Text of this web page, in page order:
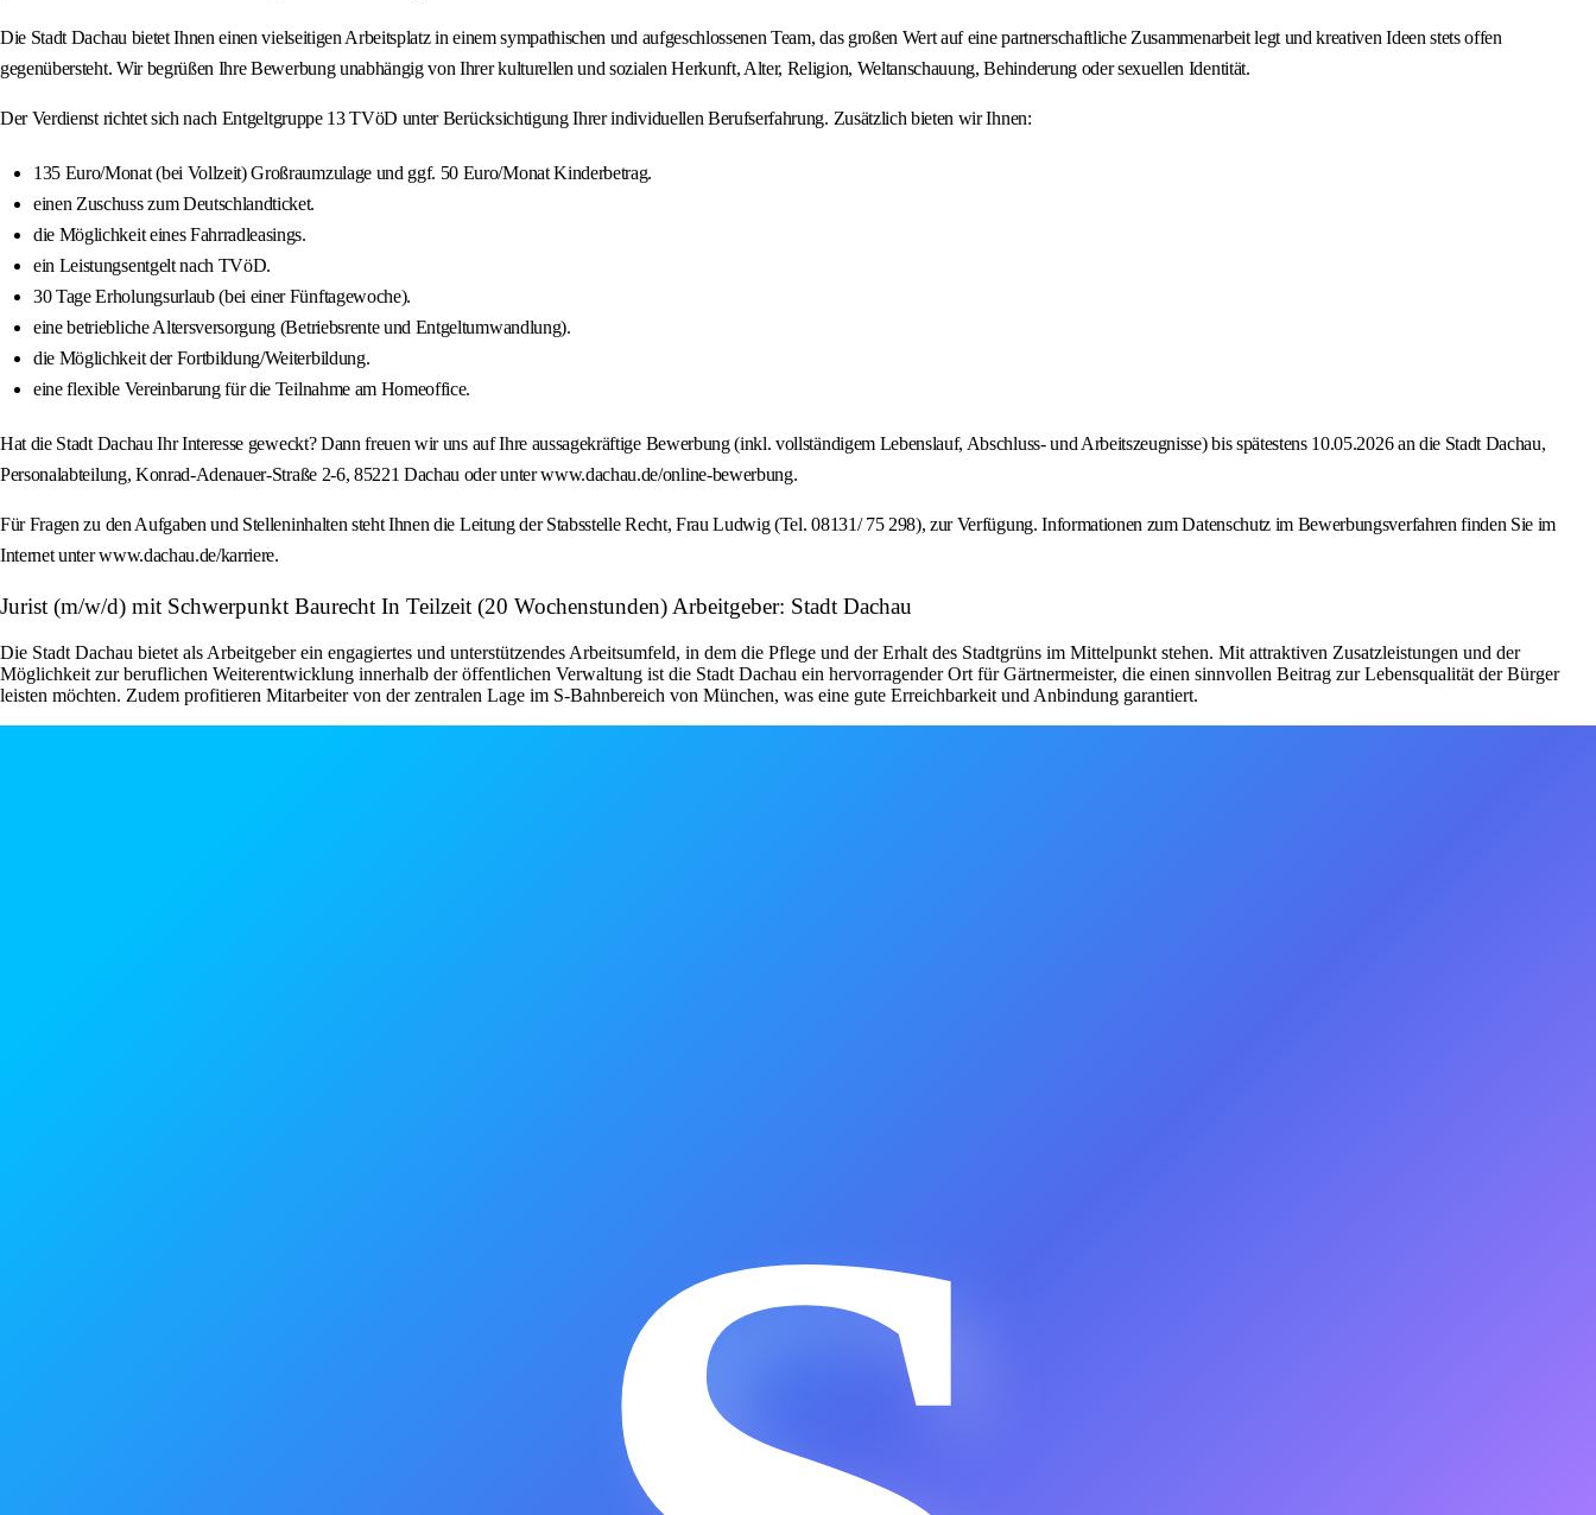
Die Stadt Dachau bietet Ihnen einen vielseitigen Arbeitsplatz in einem sympathischen und aufgeschlossenen Team, das großen Wert auf eine partnerschaftliche Zusammenarbeit legt und kreativen Ideen stets offen
gegenübersteht. Wir begrüßen Ihre Bewerbung unabhängig von Ihrer kulturellen und sozialen Herkunft, Alter, Religion, Weltanschauung, Behinderung oder sexuellen Identität.
Der Verdienst richtet sich nach Entgeltgruppe 13 TVöD unter Berücksichtigung Ihrer individuellen Berufserfahrung. Zusätzlich bieten wir Ihnen:
135 Euro/Monat (bei Vollzeit) Großraumzulage und ggf. 50 Euro/Monat Kinderbetrag.
einen Zuschuss zum Deutschlandticket.
die Möglichkeit eines Fahrradleasings.
ein Leistungsentgelt nach TVöD.
30 Tage Erholungsurlaub (bei einer Fünftagewoche).
eine betriebliche Altersversorgung (Betriebsrente und Entgeltumwandlung).
die Möglichkeit der Fortbildung/Weiterbildung.
eine flexible Vereinbarung für die Teilnahme am Homeoffice.
Hat die Stadt Dachau Ihr Interesse geweckt? Dann freuen wir uns auf Ihre aussagekräftige Bewerbung (inkl. vollständigem Lebenslauf, Abschluss- und Arbeitszeugnisse) bis spätestens 10.05.2026 an die Stadt Dachau,
Personalabteilung, Konrad-Adenauer-Straße 2-6, 85221 Dachau oder unter www.dachau.de/online-bewerbung.
Für Fragen zu den Aufgaben und Stelleninhalten steht Ihnen die Leitung der Stabsstelle Recht, Frau Ludwig (Tel. 08131/ 75 298), zur Verfügung. Informationen zum Datenschutz im Bewerbungsverfahren finden Sie im
Internet unter www.dachau.de/karriere.
Jurist (m/w/d) mit Schwerpunkt Baurecht In Teilzeit (20 Wochenstunden) Arbeitgeber: Stadt Dachau
Die Stadt Dachau bietet als Arbeitgeber ein engagiertes und unterstützendes Arbeitsumfeld, in dem die Pflege und der Erhalt des Stadtgrüns im Mittelpunkt stehen. Mit attraktiven Zusatzleistungen und der
Möglichkeit zur beruflichen Weiterentwicklung innerhalb der öffentlichen Verwaltung ist die Stadt Dachau ein hervorragender Ort für Gärtnermeister, die einen sinnvollen Beitrag zur Lebensqualität der Bürger
leisten möchten. Zudem profitieren Mitarbeiter von der zentralen Lage im S-Bahnbereich von München, was eine gute Erreichbarkeit und Anbindung garantiert.